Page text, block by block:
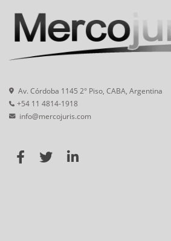
Av. Córdoba 1145 2° Piso, CABA, Argentina
+54 11 4814-1918
info@mercojuris.com